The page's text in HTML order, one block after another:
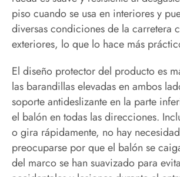
piso cuando se usa en interiores y
diversas condiciones de la carretera
exteriores, lo que lo hace más
El diseño protector del producto es
las barandillas elevadas en ambos
soporte antideslizante en la parte
el balón en todas las direcciones.
o gira rápidamente, no hay
preocuparse por que el balón se
del marco se han suavizado para